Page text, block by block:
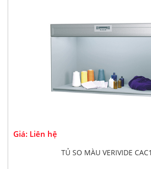
Giá: Liên hệ
TỦ SO MÀU VERIVIDE